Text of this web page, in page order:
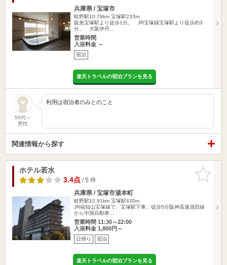
兵庫県 / 宝塚市
畦野駅10.79km 宝塚駅233m
阪急宝塚駅より徒歩1分。 JR宝塚線宝塚駅より徒歩約3
分。 大阪伊丹…
営業時間
入浴料金 ～
宿泊
楽天トラベルの宿泊プランを見る
50代～
男性
利用は宿泊者のみとのこと
関連情報から探す
お気に入
りに追加
ホテル若水
3.4点/ 5 件
兵庫県 / 宝塚市湯本町
畦野駅10.91km 宝塚駅430m
JR福知山宝塚線で、宝塚駅下車、徒歩5分阪神高速池田線
から中国自動車…
営業時間 11:30～22:00
入浴料金 1,800円～
日帰り 宿泊
楽天トラベルの宿泊プランを見る